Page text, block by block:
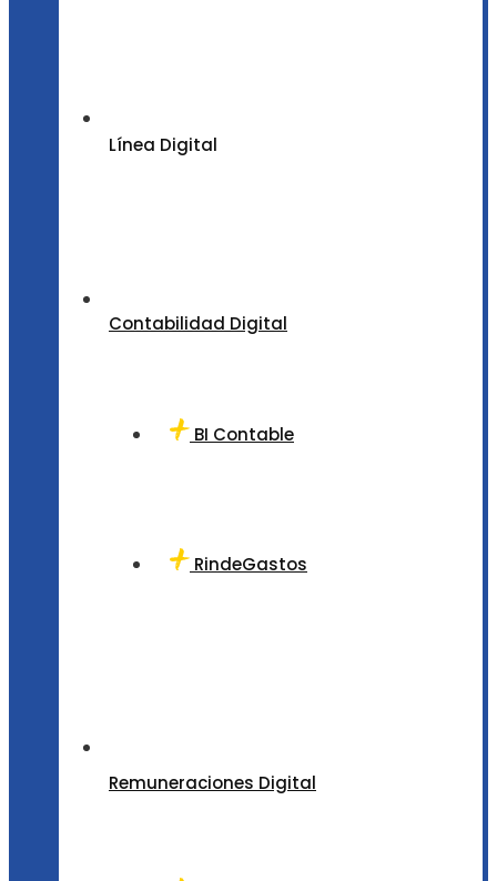
Línea Digital
Contabilidad Digital
BI Contable
RindeGastos
Remuneraciones Digital